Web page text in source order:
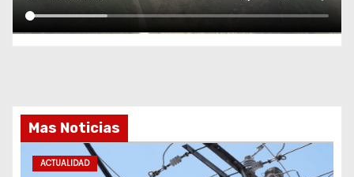
Mas Noticias
ACTUALIDAD